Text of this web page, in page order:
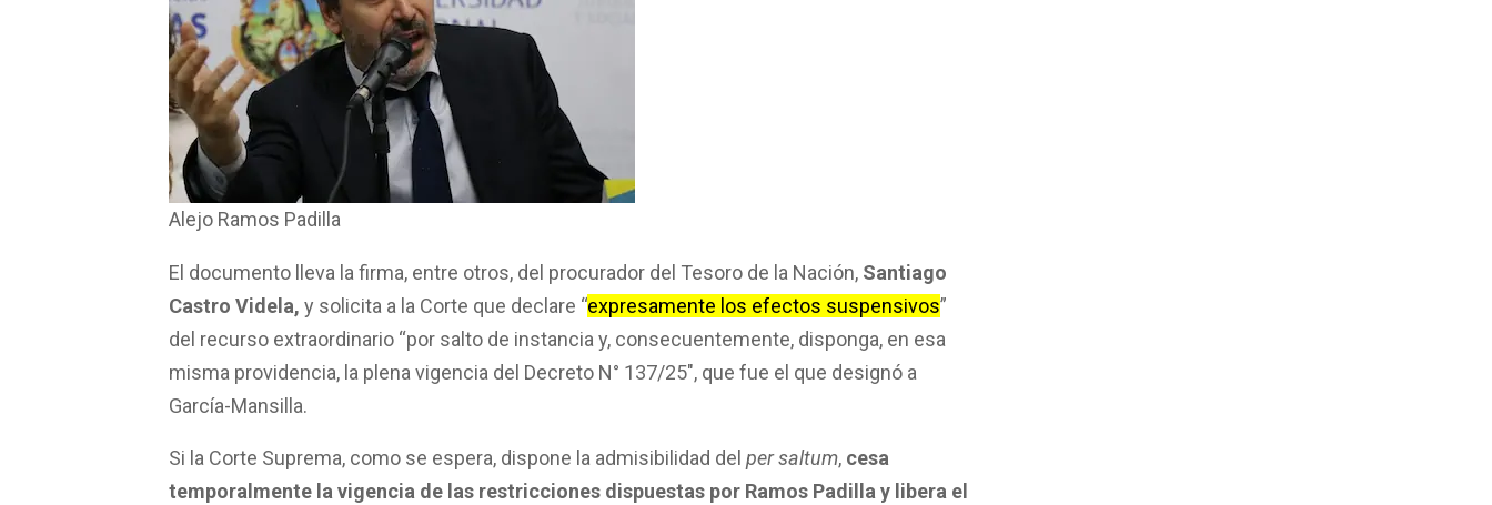
Alejo Ramos Padilla
El documento lleva la firma, entre otros, del procurador del Tesoro de la Nación, Santiago
Castro Videla, y solicita a la Corte que declare “expresamente los efectos suspensivos”
del recurso extraordinario “por salto de instancia y, consecuentemente, disponga, en esa
misma providencia, la plena vigencia del Decreto N° 137/25″, que fue el que designó a
García-Mansilla.
Si la Corte Suprema, como se espera, dispone la admisibilidad del per saltum, cesa
temporalmente la vigencia de las restricciones dispuestas por Ramos Padilla y libera el